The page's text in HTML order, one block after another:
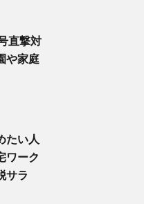
直撃対
や家庭
たい人
ワーク
サラ